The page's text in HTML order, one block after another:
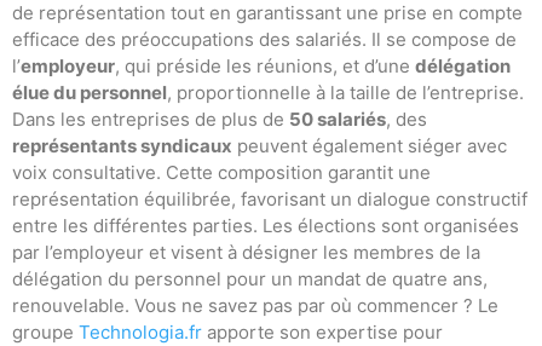
de représentation tout en garantissant une prise en compte
efficace des préoccupations des salariés. Il se compose de
l’employeur, qui préside les réunions, et d’une délégation
élue du personnel, proportionnelle à la taille de l’entreprise.
Dans les entreprises de plus de 50 salariés, des
représentants syndicaux peuvent également siéger avec
voix consultative. Cette composition garantit une
représentation équilibrée, favorisant un dialogue constructif
entre les différentes parties. Les élections sont organisées
par l’employeur et visent à désigner les membres de la
délégation du personnel pour un mandat de quatre ans,
renouvelable. Vous ne savez pas par où commencer ? Le
groupe Technologia.fr apporte son expertise pour